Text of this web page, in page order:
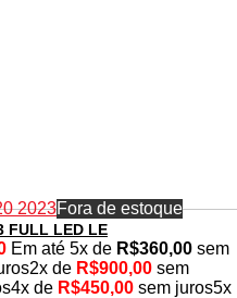
Fora de estoque
FULL LED LE
Em até 5x de R$360,00 sem
2x de R$900,00 sem
4x de R$450,00 sem juros5x